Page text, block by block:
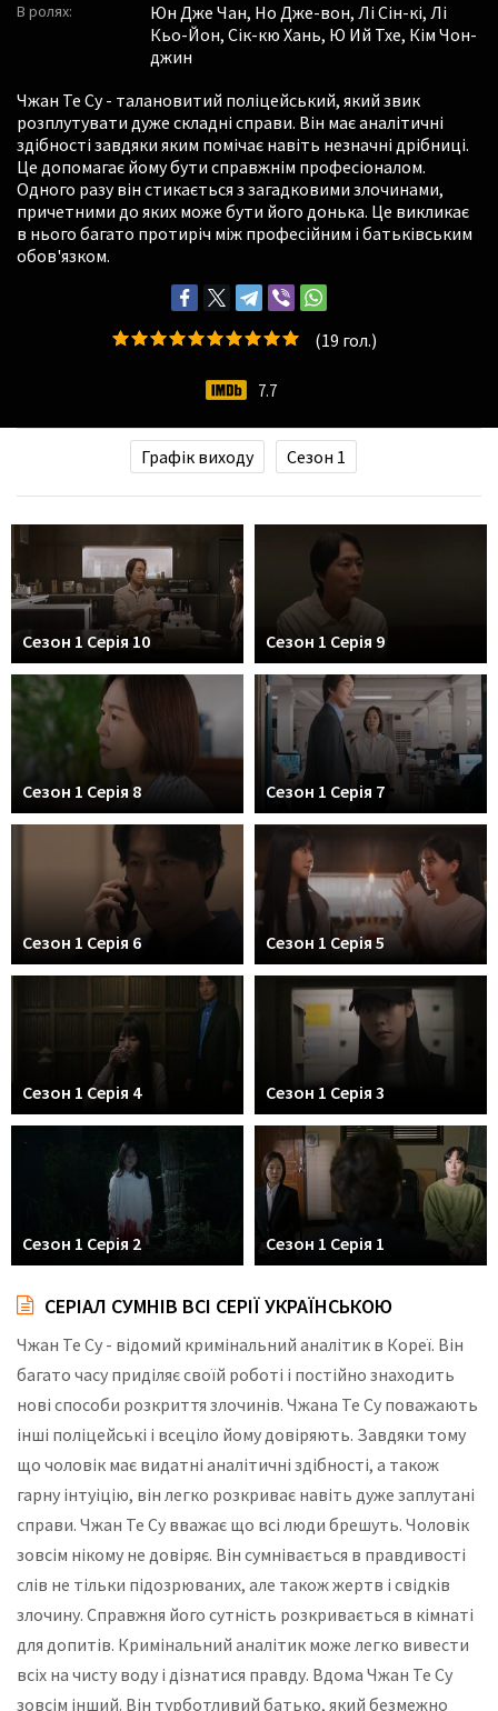
В ролях: Юн Дже Чан, Но Дже-вон, Лі Сін-кі, Лі
Кьо-Йон, Сік-кю Хань, Ю Ий Тхе, Кім Чон-
джин
Чжан Те Су - талановитий поліцейський, який звик
розплутувати дуже складні справи. Він має аналітичні
здібності завдяки яким помічає навіть незначні дрібниці.
Це допомагає йому бути справжнім професіоналом.
Одного разу він стикається з загадковими злочинами,
причетними до яких може бути його донька. Це викликає
в нього багато протиріч між професійним і батьківським
обов'язком.
(19 гол.)
7.7
Графік виходу Сезон 1
Сезон 1 Серія 10 Сезон 1 Серія 9
Сезон 1 Серія 8 Сезон 1 Серія 7
Сезон 1 Серія 6 Сезон 1 Серія 5
Сезон 1 Серія 4 Сезон 1 Серія 3
Сезон 1 Серія 2 Сезон 1 Серія 1
СЕРІАЛ СУМНІВ ВСІ СЕРІЇ УКРАЇНСЬКОЮ
Чжан Те Су - відомий кримінальний аналітик в Кореї. Він
багато часу приділяє своїй роботі і постійно знаходить
нові способи розкриття злочинів. Чжана Те Су поважають
інші поліцейські і всеціло йому довіряють. Завдяки тому
що чоловік має видатні аналітичні здібності, а також
гарну інтуіцію, він легко розкриває навіть дуже заплутані
справи. Чжан Те Су вважає що всі люди брешуть. Чоловік
зовсім нікому не довіряє. Він сумнівається в правдивості
слів не тільки підозрюваних, але також жертв і свідків
злочину. Справжня його сутність розкривається в кімнаті
для допитів. Кримінальний аналітик може легко вивести
всіх на чисту воду і дізнатися правду. Вдома Чжан Те Су
зовсім інший. Він турботливий батько, який безмежно